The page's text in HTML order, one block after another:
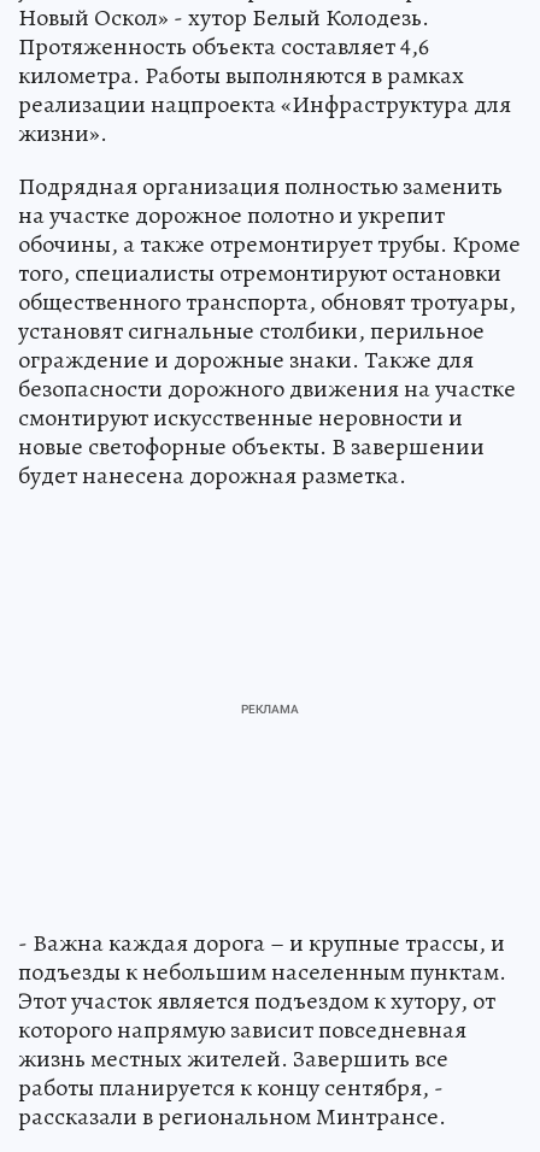
Новый Оскол» - хутор Белый Колодезь.
Протяженность объекта составляет 4,6
километра. Работы выполняются в рамках
реализации нацпроекта «Инфраструктура для
жизни».
Подрядная организация полностью заменить
на участке дорожное полотно и укрепит
обочины, а также отремонтирует трубы. Кроме
того, специалисты отремонтируют остановки
общественного транспорта, обновят тротуары,
установят сигнальные столбики, перильное
ограждение и дорожные знаки. Также для
безопасности дорожного движения на участке
смонтируют искусственные неровности и
новые светофорные объекты. В завершении
будет нанесена дорожная разметка.
- Важна каждая дорога – и крупные трассы, и
подъезды к небольшим населенным пунктам.
Этот участок является подъездом к хутору, от
которого напрямую зависит повседневная
жизнь местных жителей. Завершить все
работы планируется к концу сентября, -
рассказали в региональном Минтрансе.